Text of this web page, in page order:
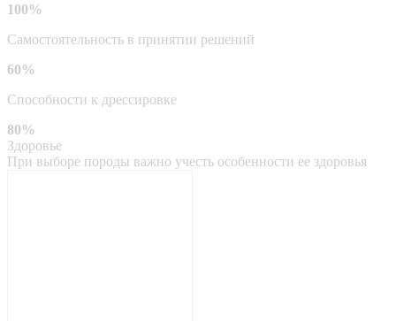
100%
Самостоятельность в принятии решений
60%
Способности к дрессировке
80%
Здоровье
При выборе породы важно учесть особенности ее здоровья